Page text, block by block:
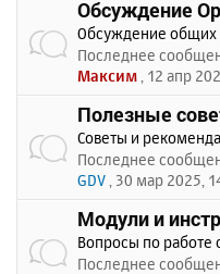
Обсуждение
Обсуждение общих
Последнее
Максим , 12 апр
Полезные
Советы и
Последнее
GDV , 30 мар 2025,
Модули и
Вопросы по работе
Последнее